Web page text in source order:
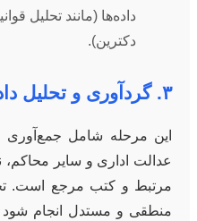
داده‌ها (مانند تحلیل
دکترین).
۳. گردآوری و تحلیل داده‌ها
این مرحله شامل جمع‌آوری
عدالت اداری و سایر
مرتبط و کتب مرجع است.
منطقی و مستدل انجام